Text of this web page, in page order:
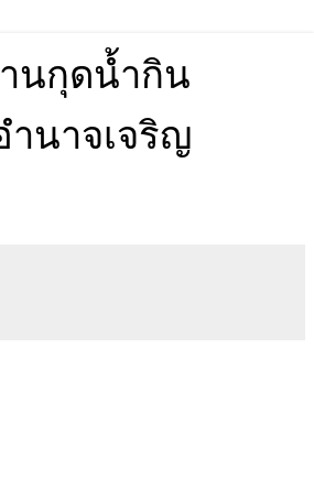
นกุดน้ำกิน
ำนาจเจริญ